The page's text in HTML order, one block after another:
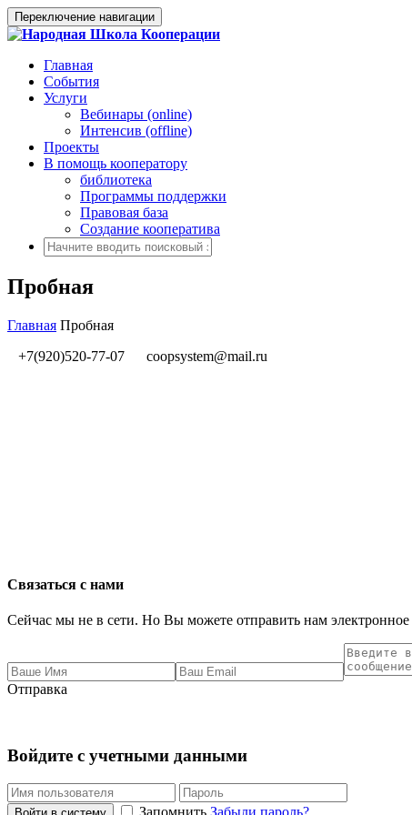
Переключение навигации
Главная
События
Услуги
Вебинары (online)
Интенсив (offline)
Проекты
В помощь кооператору
библиотека
Программы поддержки
Правовая база
Создание кооператива
Пробная
Главная Пробная
+7(920)520-77-07
coopsystem@mail.ru
Связаться с нами
Сейчас мы не в сети. Но Вы можете отправить нам
Отправка
Войдите с учетными данными
Запомнить Забыли пароль?